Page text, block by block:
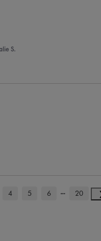
S.
4 5 6 20